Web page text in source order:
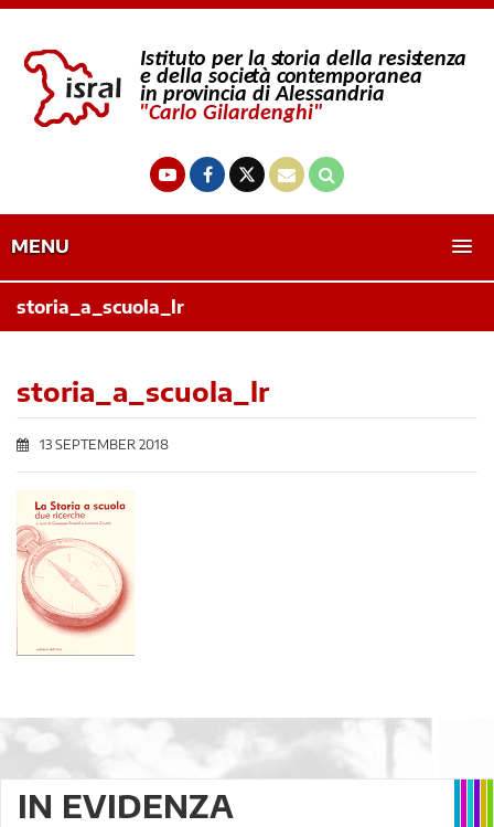
MENU
storia_a_scuola_lr
storia_a_scuola_lr
13 SEPTEMBER 2018
IN EVIDENZA